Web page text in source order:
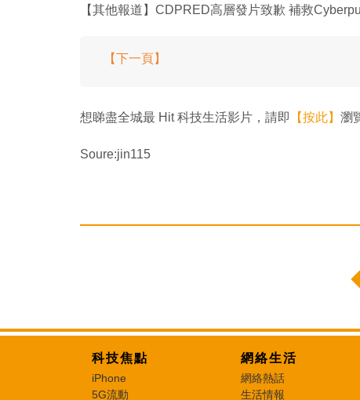
【其他報道】CDPRED高層發片致歉 補救
【下一頁】
想睇盡全城最 Hit 科技生活影片，請即 【按此】 瀏
Soure:jin115
科技焦點
iPhone
5G流動
網絡生活
網絡熱話
生活情報